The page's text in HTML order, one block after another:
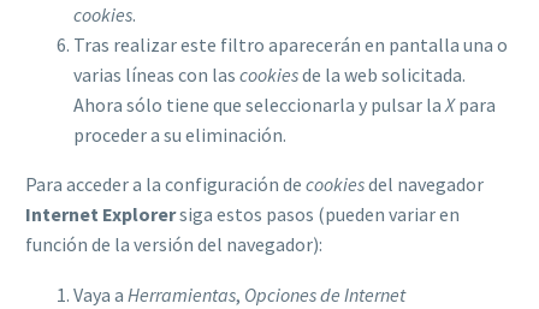
cookies.
Tras realizar este filtro aparecerán en pantalla una o
varias líneas con las cookiesde la web solicitada.
Ahora sólo tiene que seleccionarla y pulsar la Xpara
proceder a su eliminación.
Para acceder a la configuración de cookiesdel navegador
Internet Explorersiga estos pasos (pueden variar en
función de la versión del navegador):
Vaya a Herramientas, Opciones de Internet